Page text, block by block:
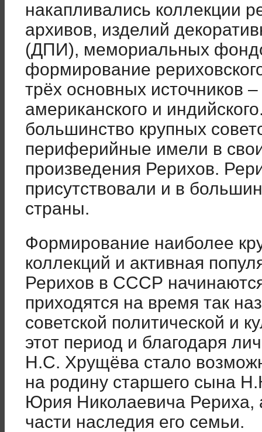
накапливались коллекции
архивов, изделий
(ДПИ), мемориальных
формирование
трёх основных источников –
американского и
большинство крупных
периферийные имели в
произведения Рерихов.
присутствовали и в
страны.
Формирование наиболее
коллекций и активная
Рерихов в СССР
приходятся на время так
советской политической и
этот период и благодаря
Н.С. Хрущёва стало
на родину старшего сына
Юрия Николаевича Рериха,
части наследия его семьи.